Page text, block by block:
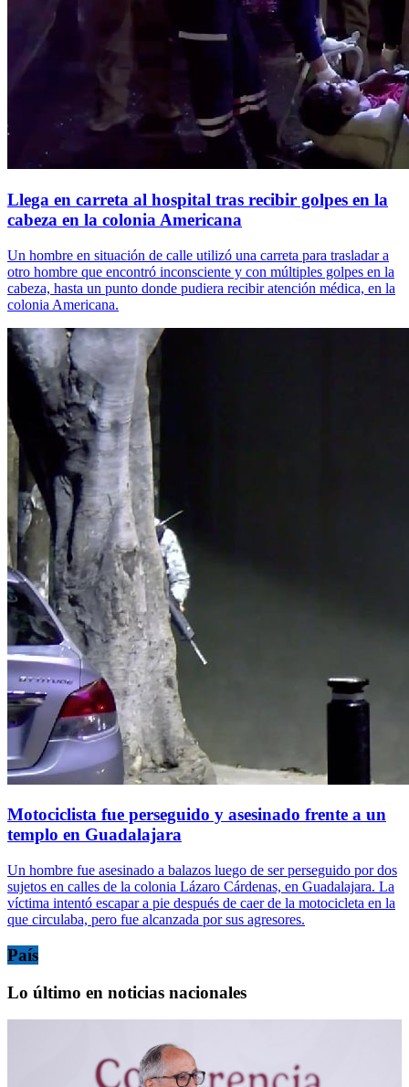
Llega en carreta al hospital tras recibir golpes en la
cabeza en la colonia Americana
Un hombre en situación de calle utilizó una carreta para trasladar a
otro hombre que encontró inconsciente y con múltiples golpes en la
cabeza, hasta un punto donde pudiera recibir atención médica, en la
colonia Americana.
Motociclista fue perseguido y asesinado frente a un
templo en Guadalajara
Un hombre fue asesinado a balazos luego de ser perseguido por dos
sujetos en calles de la colonia Lázaro Cárdenas, en Guadalajara. La
víctima intentó escapar a pie después de caer de la motocicleta en la
que circulaba, pero fue alcanzada por sus agresores.
País
Lo último en noticias nacionales